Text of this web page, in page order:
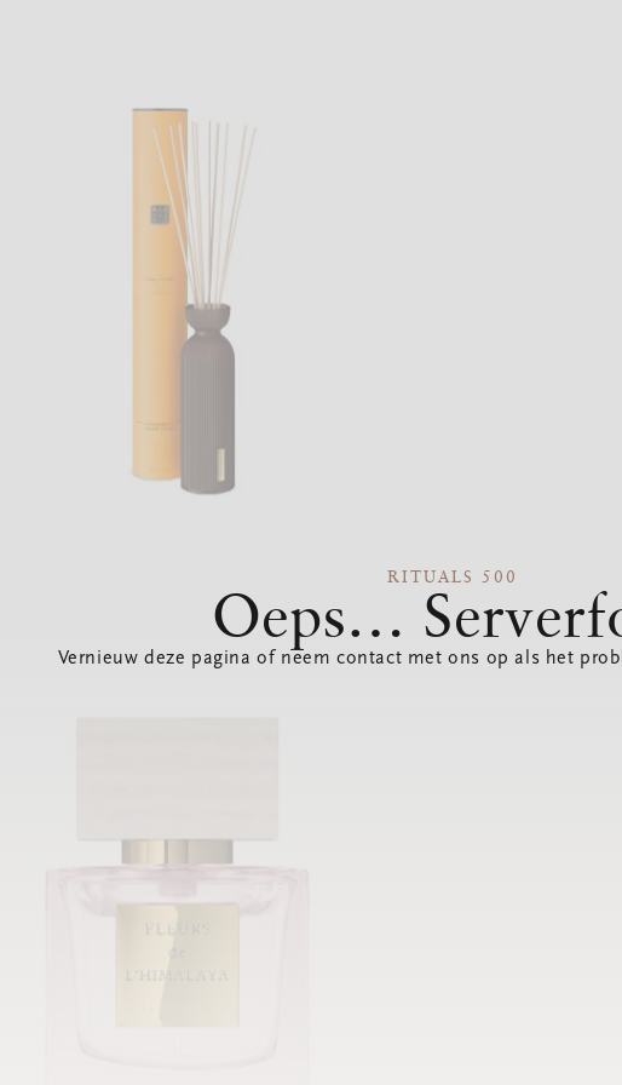
RITUALS 500
Oeps…
Vernieuw deze pagina of neem contact met ons op als het